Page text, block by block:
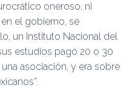
oneroso, ni
el gobierno, se
un Instituto Nacional del
estudios pagó 20 o 30
asociación, y era sobre